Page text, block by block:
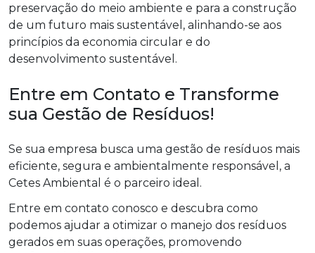
preservação do meio ambiente e para a construção
de um futuro mais sustentável, alinhando-se aos
princípios da economia circular e do
desenvolvimento sustentável.
Entre em Contato e Transforme
sua Gestão de Resíduos!
Se sua empresa busca uma gestão de resíduos mais
eficiente, segura e ambientalmente responsável, a
Cetes Ambiental é o parceiro ideal.
Entre em contato conosco e descubra como
podemos ajudar a otimizar o manejo dos resíduos
gerados em suas operações, promovendo